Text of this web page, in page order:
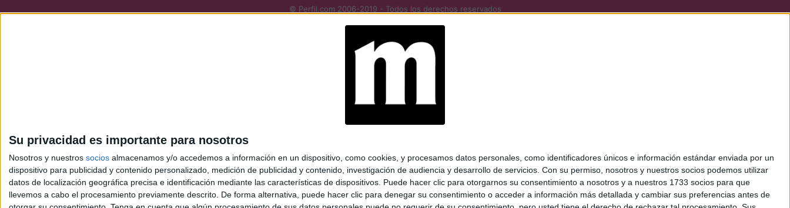
Su privacidad es importante para nosotros
Nosotros y nuestros socios almacenamos y/o accedemos a información en un dispositivo, como cookies, y procesamos datos personales, como identificadores únicos e información estándar enviada por un
dispositivo para publicidad y contenido personalizado, medición de publicidad y contenido, investigación de audiencia y desarrollo de servicios. Con su permiso, nosotros y nuestros socios podemos utilizar
datos de localización geográfica precisa e identificación mediante las características de dispositivos. Puede hacer clic para otorgarnos su consentimiento a nosotros y a nuestros 1733 socios para que
llevemos a cabo el procesamiento previamente descrito. De forma alternativa, puede hacer clic para denegar su consentimiento o acceder a información más detallada y cambiar sus preferencias antes de
© Perfil.com 2006-2019 - Todos los derechos reservados
perfilcom@perfil.com| Propietario: Diario Perfil S.A.